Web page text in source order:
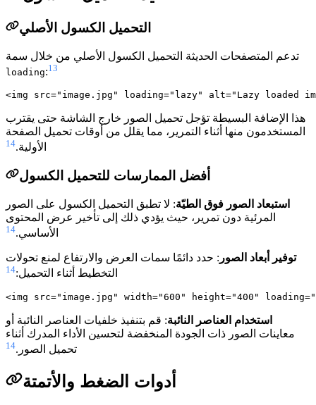
التحميل الكسول الأصلي
تدعم المتصفحات الحديثة التحميل الكسول الأصلي من خلال سمة
loading:13
هذا الإضافة البسيطة تؤجل تحميل الصور خارج الشاشة حتى يقترب
المستخدمون منها أثناء التمرير، مما يقلل من أوقات تحميل الصفحة
الأولية.14
أفضل الممارسات للتحميل الكسول
استبعاد الصور فوق الطيّة: لا تطبق التحميل الكسول على الصور
المرئية دون تمرير، حيث يؤدي ذلك إلى تأخير عرض المحتوى
الأساسي.14
توفير أبعاد الصور : حدد دائمًا سمات العرض والارتفاع لمنع تحولات
التخطيط أثناء التحميل:14
استخدام العناصر النائبة: قم بتنفيذ خلفيات العناصر النائبة أو
معاينات الصور ذات الجودة المنخفضة لتحسين الأداء المدرك أثناء
تحميل الصور.14
أدوات الضغط والأتمتة